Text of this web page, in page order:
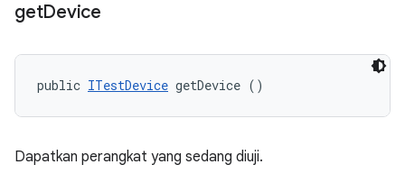
getDevice
public ITestDevice getDevice ()
Dapatkan perangkat yang sedang diuji.